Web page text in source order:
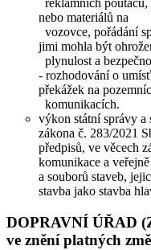
reklamních
nebo materiálů na
vozovce, pořádání
jimi mohla být
plynulost a
- rozhodování o
překážek na
komunikacích.
výkon státní správy a
zákona č. 283/2021
předpisů, ve věcech
komunikace a
a souborů staveb,
stavba jako stavba
DOPRAVNÍ ÚŘAD
ve znění platných